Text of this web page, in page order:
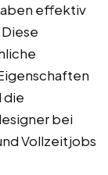
effektiv
die
bei
Vollzeitjobs